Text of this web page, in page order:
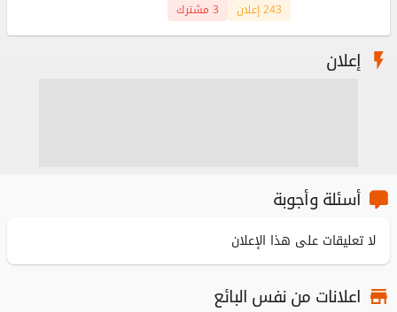
243 إعلان 3 مشترك
إعلان
أسئلة وأجوبة
لا تعليقات على هذا الإعلان
اعلانات من نفس البائع